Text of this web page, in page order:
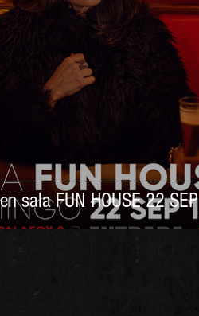
sala FUN HOUSE 22 SEP